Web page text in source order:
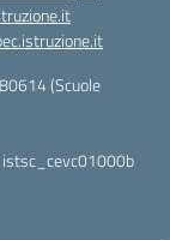
(Scuole
istsc_cevc01000b